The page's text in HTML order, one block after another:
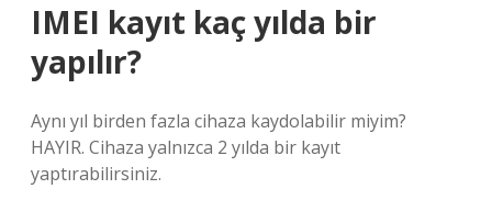
IMEI kayıt kaç yılda bir
yapılır?
Aynı yıl birden fazla cihaza kaydolabilir miyim?
HAYIR. Cihaza yalnızca 2 yılda bir kayıt
yaptırabilirsiniz.